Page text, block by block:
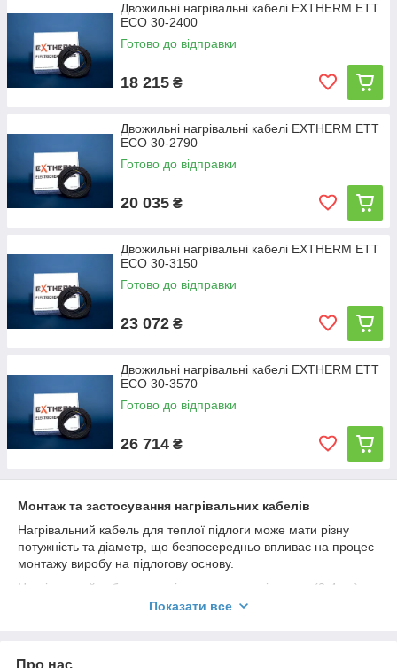
Двожильні нагрівальні кабелі EXTHERM ETT
ECO 30-2400
Готово до відправки
18 215 ₴
Двожильні нагрівальні кабелі EXTHERM ETT
ECO 30-2790
Готово до відправки
20 035 ₴
Двожильні нагрівальні кабелі EXTHERM ETT
ECO 30-3150
Готово до відправки
23 072 ₴
Двожильні нагрівальні кабелі EXTHERM ETT
ECO 30-3570
Готово до відправки
26 714 ₴
Монтаж та застосування нагрівальних кабелів
Нагрівальний кабель для теплої підлоги може мати різну
потужність та діаметр, що безпосередньо впливає на процес
монтажу виробу на підлогову основу.
Нагрівальний кабель для підлоги малого діаметру (3-4мм)
можна прокладати без наявності товстої бетонної стяжки, в
Показати все
Про нас